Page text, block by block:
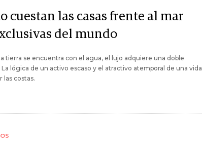
cuestan las casas frente al mar
del mundo
tierra se encuentra con el agua, el lujo adquiere una doble
lógica de un activo escaso y el atractivo atemporal de una vida
las costas.